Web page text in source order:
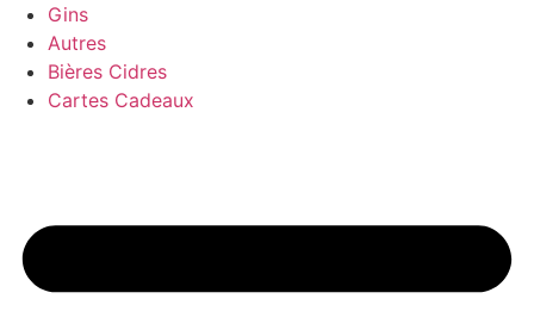
Gins
Autres
Bières Cidres
Cartes Cadeaux